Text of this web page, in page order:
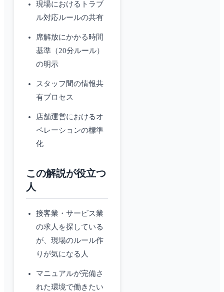
現場におけるトラブ
ル対応ルールの共有
席解放にかかる時間
基準（20分ルール）
の明示
スタッフ間の情報共
有プロセス
店舗運営におけるオ
ペレーションの標準
化
この解説が役立つ
人
接客業・サービス業
の求人を探している
が、現場のルール作
りが気になる人
マニュアルが完備さ
れた環境で働きたい